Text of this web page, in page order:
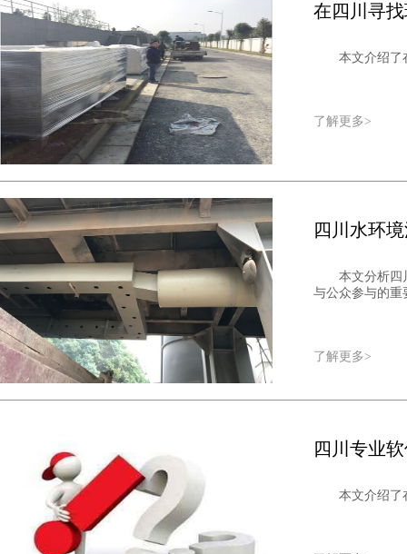
在四川寻
本文介绍了
了解更多>
四川水环
本文分析四
与公众参与的重
了解更多>
四川专业
本文介绍了